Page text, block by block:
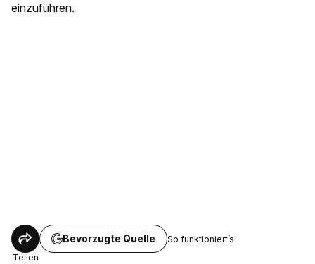
einzuführen.
Teilen
Bevorzugte Quelle So funktioniert’s